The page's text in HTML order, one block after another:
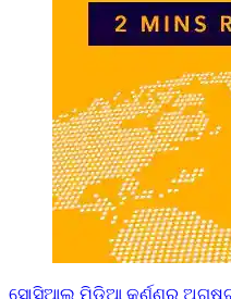
ସୋସିଆଲ ମିଡିଆ କର୍ଣ୍ଣର ଅଗଷ୍ଟ